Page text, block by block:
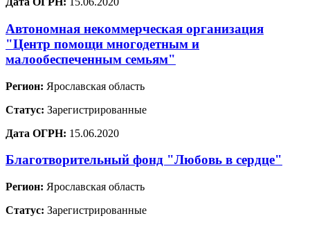
Автономная некоммерческая организация
"Центр помощи многодетным и
малообеспеченным семьям"
Регион: Ярославская область
Статус: Зарегистрированные
Дата ОГРН: 15.06.2020
Благотворительный фонд "Любовь в сердце"
Регион: Ярославская область
Статус: Зарегистрированные